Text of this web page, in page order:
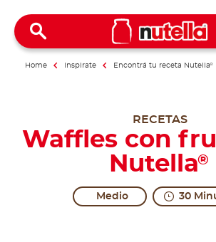
Home Inspirate Encontrá tu receta Nutella®
RECETAS
Waffles con
Nutella®
Medio 30